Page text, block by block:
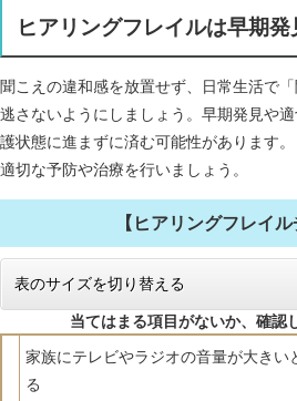
ヒアリングフレイルは早期発
聞こえの違和感を放置せず、日常生活で
逃さないようにしましょう。早期発見や
護状態に進まずに済む可能性があります
適切な予防や治療を行いましょう。
【ヒアリングフレイル
表のサイズを切り替える
当てはまる項目がないか、確認
家族にテレビやラジオの音量が大きい
る